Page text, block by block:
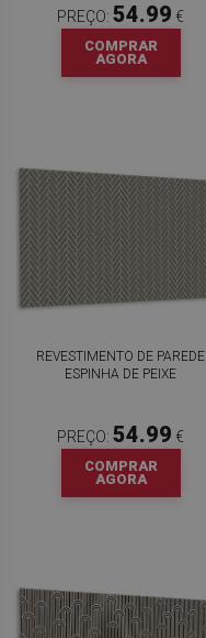
PREÇO: 54.99 €
COMPRAR
AGORA
REVESTIMENTO DE PAREDE
ESPINHA DE PEIXE
PREÇO: 54.99 €
COMPRAR
AGORA